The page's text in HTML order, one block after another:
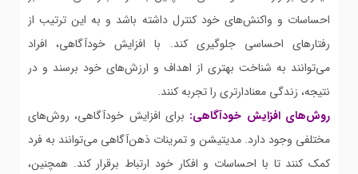
احساسات و واکنش‌های خود کنترل داشته باشد و به این ترتیب از
رفتارهای احساسی جلوگیری کند. با افزایش خودآگاهی، افراد
می‌توانند به شناخت بهتری از اهداف و ارزش‌های خود برسند و در
نتیجه، زندگی معنا‌دار‌تری را تجربه کنند.
روش‌های افزایش خودآگاهی: برای افزایش خودآگاهی، روش‌های
مختلفی وجود دارد. مدیتیشن و تمرینات ذهن‌آگاهی می‌توانند به فرد
کمک کنند تا با احساسات و افکار خود ارتباط برقرار کند. همچنین،